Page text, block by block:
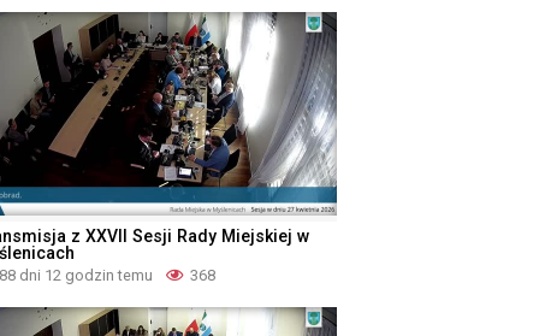
z XXVII Sesji Rady Miejskiej w
88 dni 12 godzin temu 368